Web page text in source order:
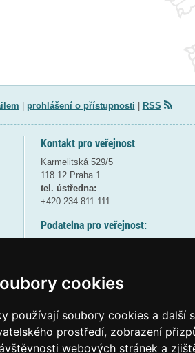
cookies
používají soubory cookies a další
prostředí, zobrazení
webových stránek a
prohlášení o přístupnosti RSS
Kontakt pro veřejnost
Karmelitská 529/5
118 12 Praha 1
tel. ústředna:
+420 234 811 111
Podatelna pro veřejnost:
(více informací
Elektronická podatelna:
posta@msmtgov cz